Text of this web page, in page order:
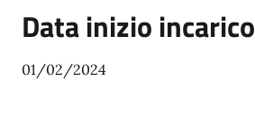
Data inizio incarico
01/02/2024